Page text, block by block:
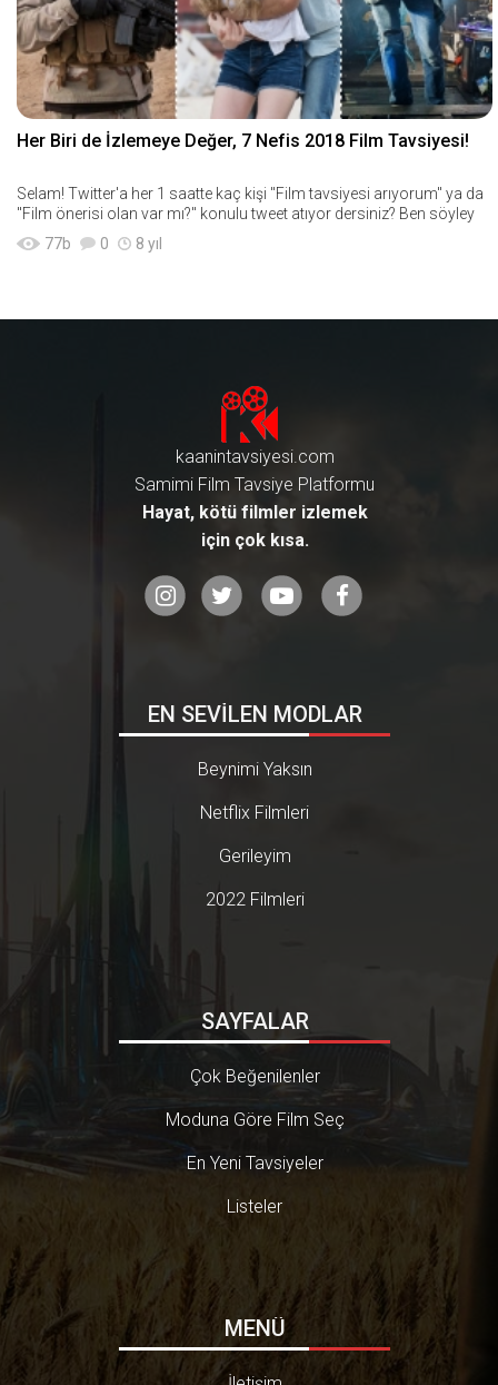
Her Biri de İzlemeye Değer, 7 Nefis 2018 Film Tavsiyesi!
Selam! Twitter'a her 1 saatte kaç kişi "Film tavsiyesi arıyorum" ya da
"Film önerisi olan var mı?" konulu tweet atıyor dersiniz? Ben söyley
77b 0 8 yıl
kaanintavsiyesi.com
Samimi Film Tavsiye Platformu
Hayat, kötü filmler izlemek
için çok kısa.
EN SEVİLEN MODLAR
Beynimi Yaksın
Netflix Filmleri
Gerileyim
2022 Filmleri
SAYFALAR
Çok Beğenilenler
Moduna Göre Film Seç
En Yeni Tavsiyeler
Listeler
MENÜ